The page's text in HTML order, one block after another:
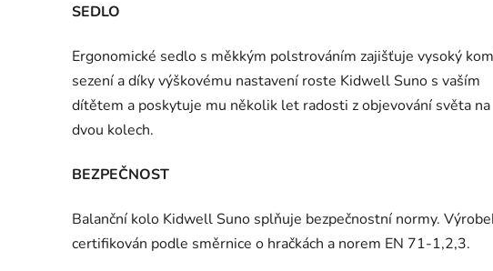
SEDLO
Ergonomické sedlo s měkkým polstrováním zajišťuje vysoký
sezení a díky výškovému nastavení roste Kidwell Suno s vaším
dítětem a poskytuje mu několik let radosti z objevování světa na
dvou kolech.
BEZPEČNOST
Balanční kolo Kidwell Suno splňuje bezpečnostní normy.
certifikován podle směrnice o hračkách a norem EN 71-1,2,3.